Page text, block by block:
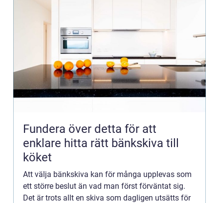
Fundera över detta för att
enklare hitta rätt bänkskiva till
köket
Att välja bänkskiva kan för många upplevas som
ett större beslut än vad man först förväntat sig.
Det är trots allt en skiva som dagligen utsätts för